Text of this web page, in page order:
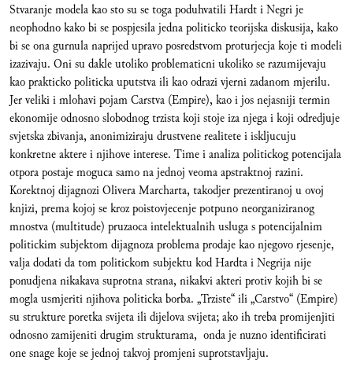
Stvaranje modela kao sto su se toga poduhvatili Hardt i Negri je
neophodno kako bi se pospjesila jedna politicko teorijska diskusija, kako
bi se ona gurnula naprijed upravo posredstvom proturjecja koje ti modeli
izazivaju. Oni su dakle utoliko problematicni ukoliko se razumijevaju
kao prakticko politicka uputstva ili kao odrazi vjerni zadanom mjerilu.
Jer veliki i mlohavi pojam Carstva (Empire), kao i jos nejasniji termin
ekonomije odnosno slobodnog trzista koji stoje iza njega i koji odredjuje
svjetska zbivanja, anonimiziraju drustvene realitete i iskljucuju
konkretne aktere i njihove interese. Time i analiza politickog potencijala
otpora postaje moguca samo na jednoj veoma apstraktnoj razini.
Korektnoj dijagnozi Olivera Marcharta, takodjer prezentiranoj u ovoj
knjizi, prema kojoj se kroz poistovjecenje potpuno neorganiziranog
mnostva (multitude) pruzaoca intelektualnih usluga s potencijalnim
politickim subjektom dijagnoza problema prodaje kao njegovo rjesenje,
valja dodati da tom politickom subjektu kod Hardta i Negrija nije
ponudjena nikakava suprotna strana, nikakvi akteri protiv kojih bi se
mogla usmjeriti njihova politicka borba. „Trziste“ ili „Carstvo“ (Empire)
su strukture poretka svijeta ili dijelova svijeta; ako ih treba promijenjiti
odnosno zamijeniti drugim strukturama, onda je nuzno identificirati
one snage koje se jednoj takvoj promjeni suprotstavljaju.